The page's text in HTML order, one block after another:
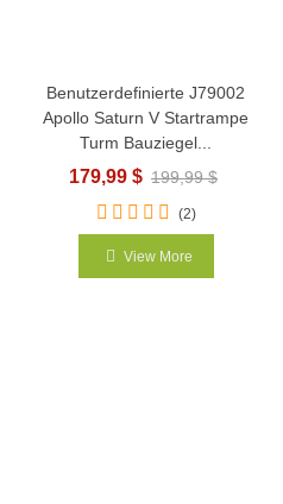
Benutzerdefinierte J79002
Apollo Saturn V Startrampe
Turm Bauziegel...
179,99 $ 199,99 $
(2)
View More